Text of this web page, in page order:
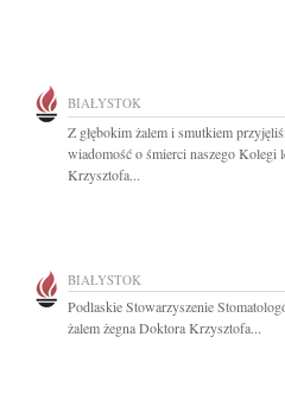
BIAŁYSTOK
Z głębokim żalem i smutkiem
wiadomość o śmierci naszego Kolegi
Krzysztofa...
BIAŁYSTOK
Podlaskie Stowarzyszenie
żalem żegna Doktora Krzysztofa...